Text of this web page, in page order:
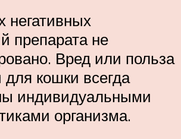
негативных
препарата не
Вред или польза
для кошки всегда
индивидуальными
организма.